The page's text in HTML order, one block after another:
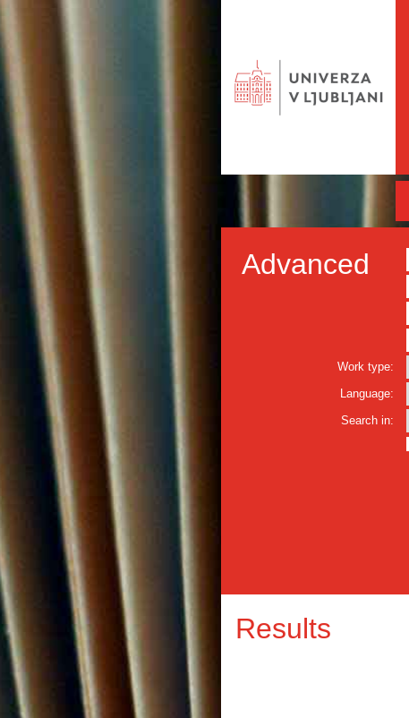
Advanced
Work type:
Language:
Search in:
Results